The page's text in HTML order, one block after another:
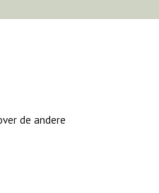
de andere